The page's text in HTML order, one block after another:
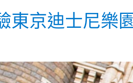
東京迪士尼樂